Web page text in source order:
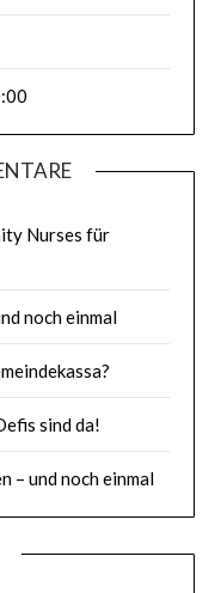
Nurses für
noch einmal
sind da!
– und noch einmal